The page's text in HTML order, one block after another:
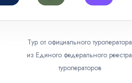
Тур от официального туроператора
из Единого федерального реестра
туроператоров